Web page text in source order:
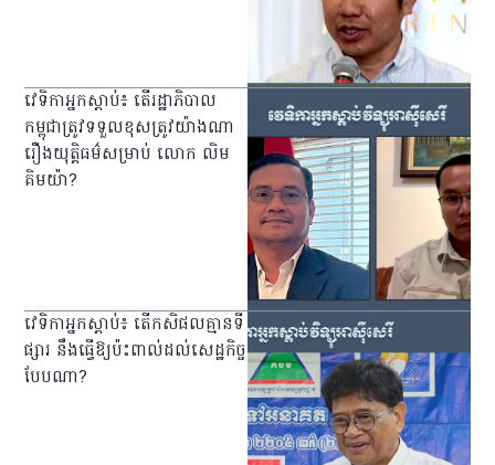
​វេទិកា​អ្នក​ស្ដាប់៖ តើ​រដ្ឋាភិបាល​
កម្ពុជា​ត្រូវ​ទទួល​ខុសត្រូវ​យ៉ាងណា​
រឿង​យុត្តិធម៌​សម្រាប់ លោក លិម
គិមយ៉ា?
វេទិកា​អ្នក​ស្ដាប់​៖ តើ​កសិផល​គ្មាន​ទី
ផ្សារ នឹង​ធ្វើ​ឱ្យ​ប៉ះពាល់​ដល់​សេដ្ឋកិច្ច​
បែប​ណា?